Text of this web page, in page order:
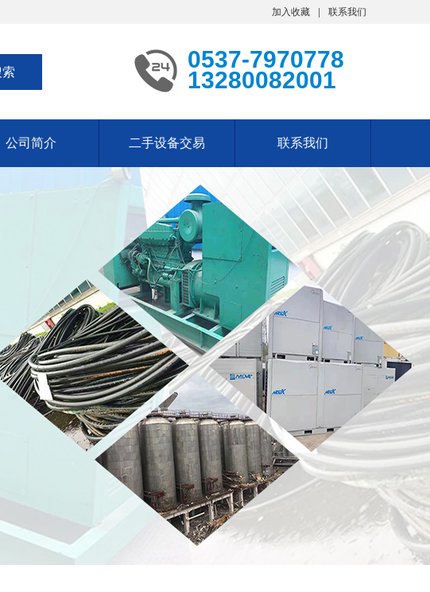
加入收藏 联系我们
0537-7970778
13280082001
公司简介 二手设备交易 联系我们